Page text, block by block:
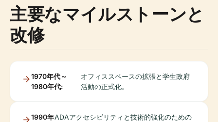
主要なマイルストーンと
改修
1970年代～
1980年代:
オフィススペースの拡張と学生政府
活動の正式化。
1990年ADAアクセシビリティと技術的強化のための